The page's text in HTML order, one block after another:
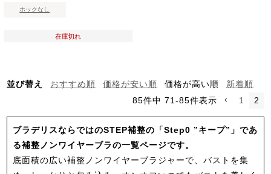
ホックなし
在庫切れ
並び替え おすすめ順 価格が安い順 価格が高い順
新着順
85件中 71 -85件表示 1 2
ブラデリスならではのSTEP補整の「Step0 ”キープ”」であ
る補整ノンワイヤーブラの一覧ページです。
底面積の広い補整ノンワイヤーブラジャーで、バストを集